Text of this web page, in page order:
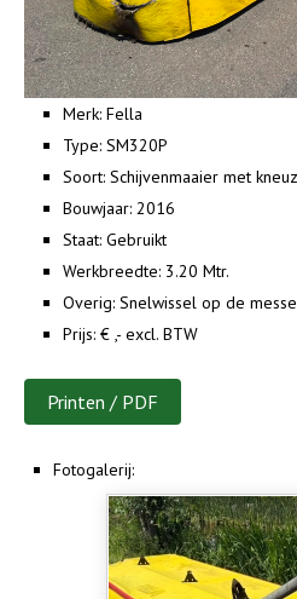
Merk: Fella
Type: SM320P
Soort: Schijvenmaaier met
Bouwjaar: 2016
Staat: Gebruikt
Werkbreedte: 3.20 Mtr.
Overig: Snelwissel op de
Prijs: € ,- excl. BTW
Printen / PDF
Fotogalerij: